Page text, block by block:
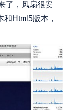
了，风扇很安
Html5版本，